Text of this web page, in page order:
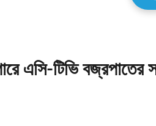
এসি-টিভি বজ্রপাতের